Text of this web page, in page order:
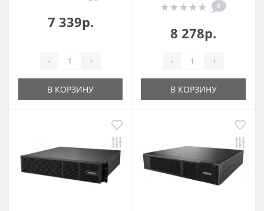
7 339р.
- +
В КОРЗИНУ
0
8 278р.
- +
В КОРЗИНУ